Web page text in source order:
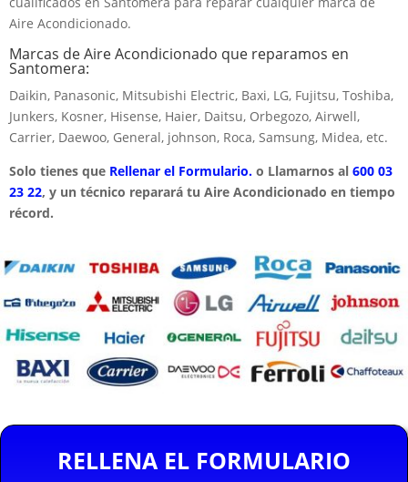
Aire Acondicionado.
Marcas de Aire Acondicionado que reparamos en
Santomera:
Daikin, Panasonic, Mitsubishi Electric, Baxi, LG, Fujitsu, Toshiba,
Junkers, Kosner, Hisense, Haier, Daitsu, Orbegozo, Airwell,
Carrier, Daewoo, General, johnson, Roca, Samsung, Midea, etc.
Solo tienes que Rellenar el Formulario. o Llamarnos al 600 03
23 22, y un técnico reparará tu Aire Acondicionado en tiempo
récord.
RELLENA EL FORMULARIO